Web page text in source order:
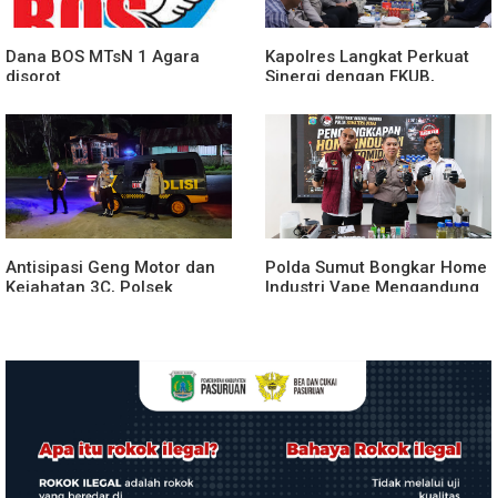
Dana BOS MTsN 1 Agara
disorot
Kapolres Langkat Perkuat
Sinergi dengan FKUB,
Jadi Pilar Menjaga
Kamtibmas
Antisipasi Geng Motor dan
Kejahatan 3C, Polsek
Polda Sumut Bongkar Home
Industri Vape Mengandung